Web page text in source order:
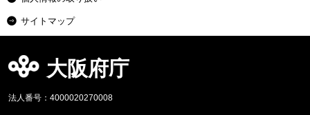
サイトマップ
大阪府庁
法人番号：4000020270008